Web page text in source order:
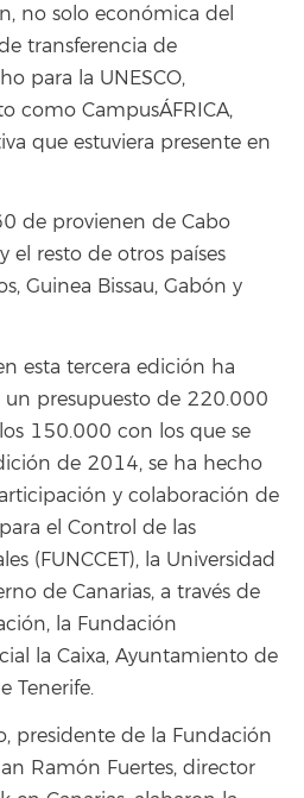
no solo económica del
transferencia de
para la UNESCO,
como CampusÁFRICA,
que estuviera presente en
de provienen de Cabo
el resto de otros países
Guinea Bissau, Gabón y
esta tercera edición ha
presupuesto de 220.000
150.000 con los que se
de 2014, se ha hecho
y colaboración de
el Control de las
(FUNCCET), la Universidad
de Canarias, a través de
la Fundación
la Caixa, Ayuntamiento de
Tenerife.
presidente de la Fundación
Ramón Fuertes, director